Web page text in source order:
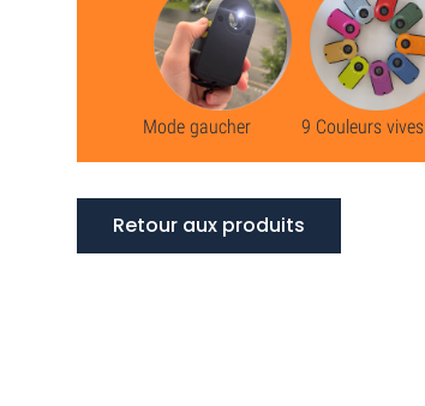
Mode gaucher 9 Couleurs vives
Retour aux produits